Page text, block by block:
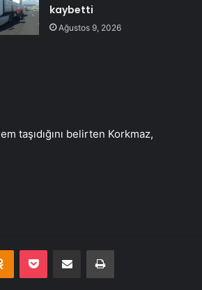
kaybetti
Ağustos 9, 2026
taşıdığını belirten Korkmaz,
Odnoklassniki
Pocket E-Posta ile paylaş Yazdır